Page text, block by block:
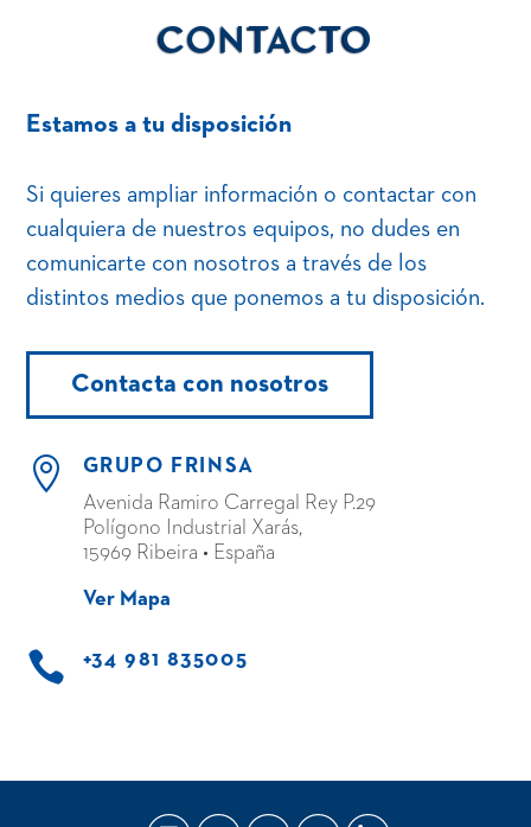
CONTACTO
Estamos a tu disposición
Si quieres ampliar información o contactar con
cualquiera de nuestros equipos, no dudes en
comunicarte con nosotros a través de los
distintos medios que ponemos a tu disposición.
Contacta con nosotros

GRUPO FRINSA
Avenida Ramiro Carregal Rey P.29
Polígono Industrial Xarás,
15969 Ribeira • España
Ver Mapa
 +34 981 835005